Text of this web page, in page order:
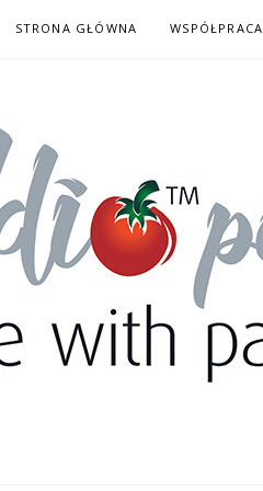
STRONA GŁÓWNA WSPÓŁPRACA